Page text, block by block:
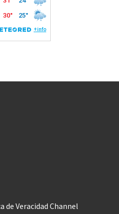
de Veracidad Channel